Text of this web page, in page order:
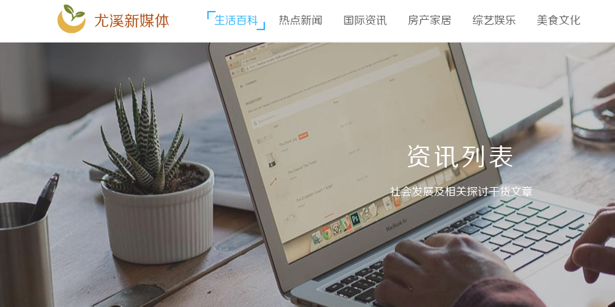
尤溪新媒体 生活百科 热点新闻 国际资讯 房产家居 综艺娱乐 美食文化
资讯列表
社会发展及相关探讨干货文章